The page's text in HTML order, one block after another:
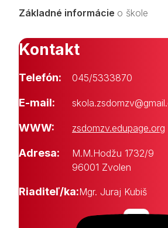
Základné informácie o škole
Kontakt
Telefón: 045/5333870
E-mail:
WWW: zsdomzv.edupage.org
Adresa:
M.M.Hodžu 1732/9
96001 Zvolen
Riaditeľ/ka:Mgr. Juraj Kubiš